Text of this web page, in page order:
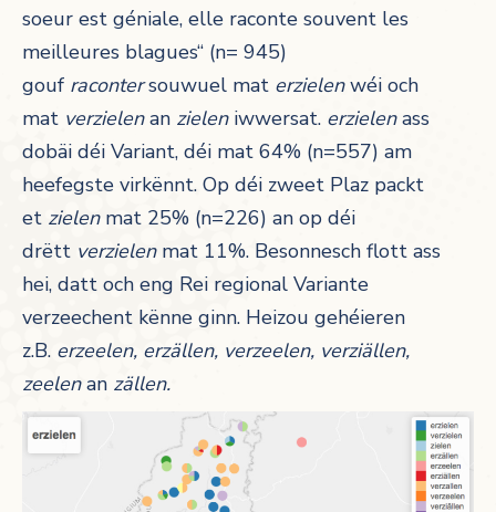
soeur est géniale, elle raconte souvent les
meilleures blagues“ (n= 945)
gouf racontersouwuel mat erzielenwéi och
mat verzielenan zielen iwwersat. erzielenass
dobäi déi Variant, déi mat 64% (n=557) am
heefegste virkënnt. Op déi zweet Plaz packt
et zielen mat 25% (n=226) an op déi
drëtt verzielen mat 11%. Besonnesch flott ass
hei, datt och eng Rei regional Variante
verzeechent kënne ginn. Heizou gehéieren
z.B. erzeelen, erzällen, verzeelen, verziällen,
zeelenan zällen.